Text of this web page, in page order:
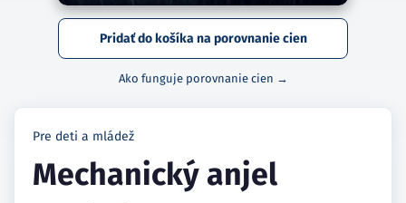
Pridať do košíka na porovnanie cien
Ako funguje porovnanie cien →
Pre deti a mládež
Mechanický anjel